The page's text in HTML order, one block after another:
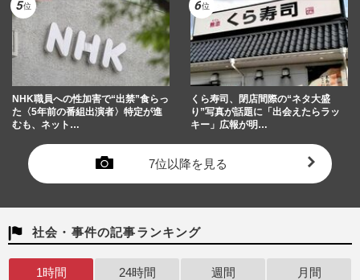
NHK職員への性加害で“出禁”食らっ
た〈5年前の番組出演者〉特定が進
むも、ネット…
くら寿司、閉店間際の“ネタ大盛
り”写真が話題に「出会えたらラッ
キー」広報が明…
7位以降を見る
社会・事件の記事ランキング
1時間 24時間 週間 月間